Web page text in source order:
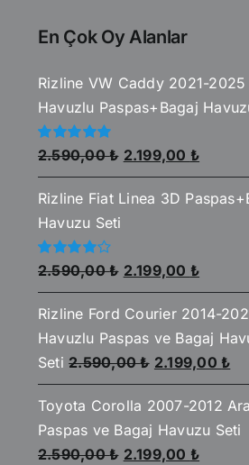
En Çok Oy Alanlar
Rizline VW Caddy 2021-2025
Havuzlu Paspas+Bagaj
5
üzerinden
5.00oy aldı
2.590,00₺ Orijinal
fiyat:
2.590,00 ₺.
2.199,00 ₺Şu
andaki
fiyat:
Rizline Fiat Linea 3D
Havuzu Seti
5
üzerinden
4.00oy
aldı
2.590,00₺ Orijinal
fiyat:
2.590,00 ₺.
2.199,00 ₺Şu
andaki
fiyat:
Rizline Ford Courier 2014-
Havuzlu Paspas ve Bagaj
Seti 2.590,00₺ Orijinal
fiyat:
2.590,00 ₺.
2.199,00 ₺Şu
Toyota Corolla 2007-2012
Paspas ve Bagaj Havuzu Seti
2.590,00₺ Orijinal
2.199,00 ₺Şu